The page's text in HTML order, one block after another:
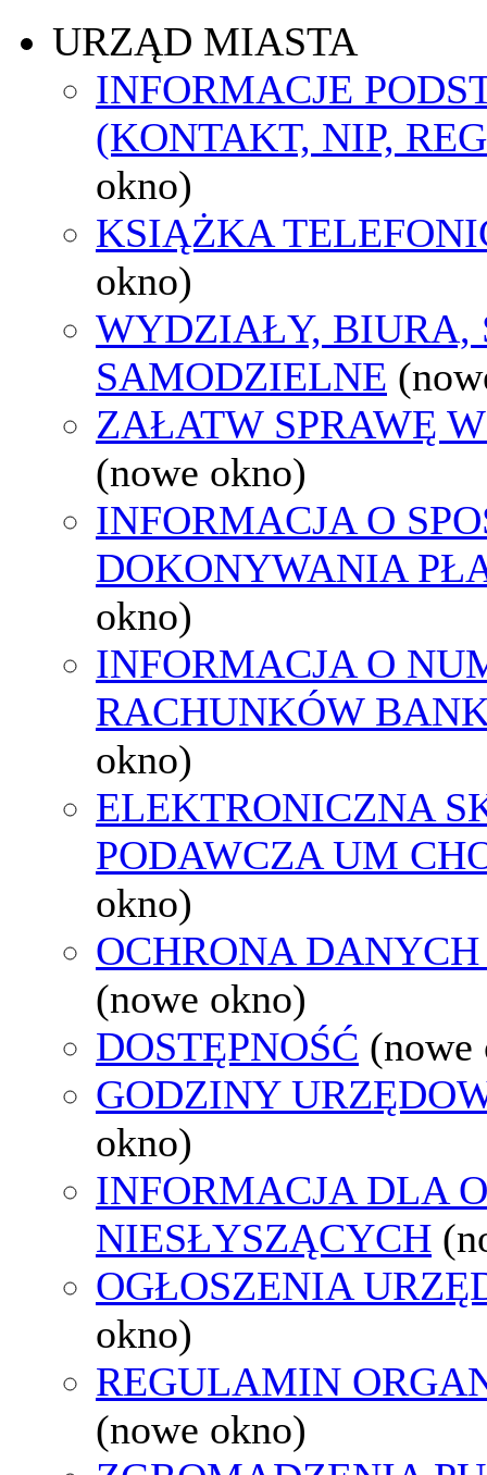
URZĄD MIASTA
INFORMACJE
(KONTAKT, NIP,
okno)
KSIĄŻKA
okno)
WYDZIAŁY, BIURA,
SAMODZIELNE
ZAŁATW SPRAWĘ
(nowe okno)
INFORMACJA O
DOKONYWANIA
okno)
INFORMACJA O
RACHUNKÓW
okno)
ELEKTRONICZNA
PODAWCZA UM
okno)
OCHRONA
(nowe okno)
DOSTĘPNOŚĆ (nowe
GODZINY
okno)
INFORMACJA DLA
NIESŁYSZĄCYCH
OGŁOSZENIA
okno)
REGULAMIN
(nowe okno)